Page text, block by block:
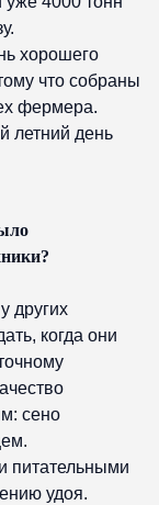
хорошего
что собраны
фермера.
летний день
других
когда они
сено
питательными
удоя.